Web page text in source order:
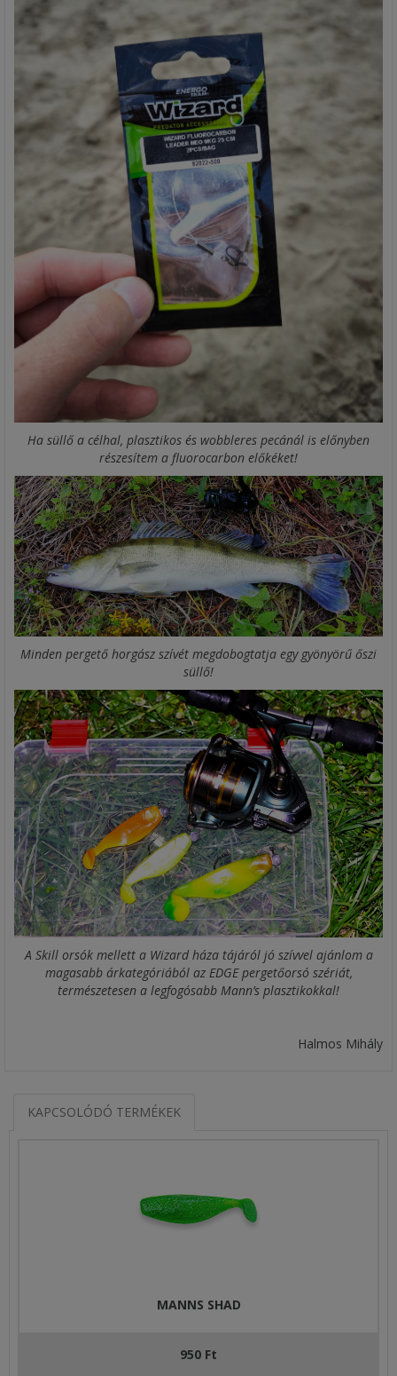
Ha süllő a célhal, plasztikos és wobbleres pecánál is előnyben
részesítem a fluorocarbon előkéket!
Minden pergető horgász szívét megdobogtatja egy gyönyörű őszi
süllő!
A Skill orsók mellett a Wizard háza tájáról jó szívvel ajánlom a
magasabb árkategóriából az EDGE pergetőorsó szériát,
természetesen a legfogósabb Mann’s plasztikokkal!
Halmos Mihály
KAPCSOLÓDÓ TERMÉKEK
MANNS SHAD
950 Ft